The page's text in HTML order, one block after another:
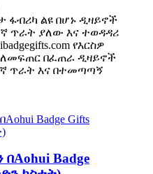
ልዩ በሆኑ ዲዛይኖች
ጥራት ያለው እና ተወዳዳሪ
የእርስዎ
በፈጠራ ዲዛይኖች
ጥራት እና በተመጣጣኝ
Badge